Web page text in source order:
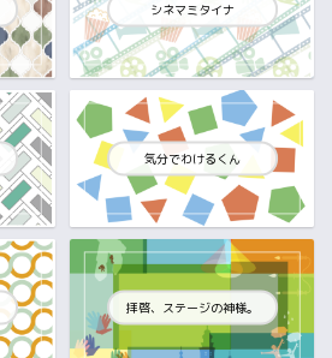
シネマミタイナ
気分でわけるくん
拝啓、ステージの神様。